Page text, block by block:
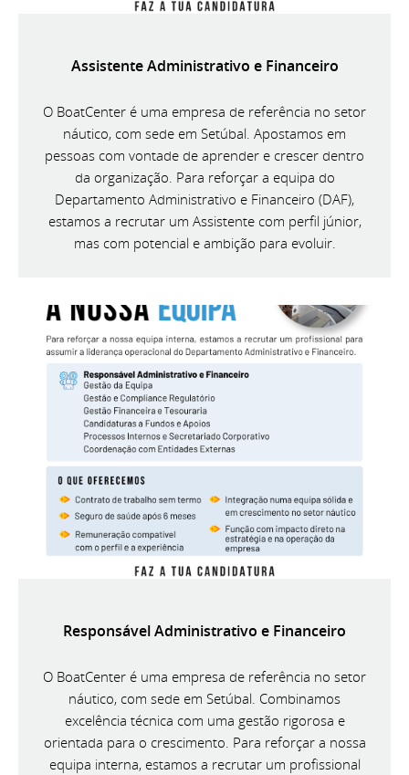
Assistente Administrativo e Financeiro
O BoatCenter é uma empresa de referência no setor
náutico, com sede em Setúbal. Apostamos em
pessoas com vontade de aprender e crescer dentro
da organização. Para reforçar a equipa do
Departamento Administrativo e Financeiro (DAF),
estamos a recrutar um Assistente com perfil júnior,
mas com potencial e ambição para evoluir.
Responsável Administrativo e Financeiro
O BoatCenter é uma empresa de referência no setor
náutico, com sede em Setúbal. Combinamos
excelência técnica com uma gestão rigorosa e
orientada para o crescimento. Para reforçar a nossa
equipa interna, estamos a recrutar um profissional